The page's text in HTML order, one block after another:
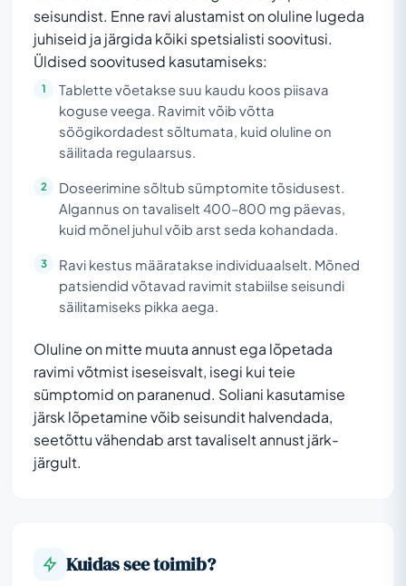
seisundist. Enne ravi alustamist on oluline lugeda
juhiseid ja järgida kõiki spetsialisti soovitusi.
Üldised soovitused kasutamiseks:
Tablette võetakse suu kaudu koos piisava
koguse veega. Ravimit võib võtta
söögikordadest sõltumata, kuid oluline on
säilitada regulaarsus.
Doseerimine sõltub sümptomite tõsidusest.
Algannus on tavaliselt 400–800 mg päevas,
kuid mõnel juhul võib arst seda kohandada.
Ravi kestus määratakse individuaalselt. Mõned
patsiendid võtavad ravimit stabiilse seisundi
säilitamiseks pikka aega.
Oluline on mitte muuta annust ega lõpetada
ravimi võtmist iseseisvalt, isegi kui teie
sümptomid on paranenud. Soliani kasutamise
järsk lõpetamine võib seisundit halvendada,
seetõttu vähendab arst tavaliselt annust järk-
järgult.
Kuidas see toimib?